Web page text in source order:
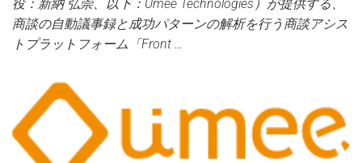
役：新納 弘崇、以下：Umee Technologies）が提供する、
商談の自動議事録と成功パターンの解析を行う商談アシス
トプラットフォーム「Front …